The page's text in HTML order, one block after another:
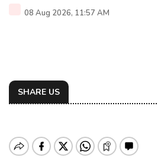
08 Aug 2026, 11:57 AM
SHARE US